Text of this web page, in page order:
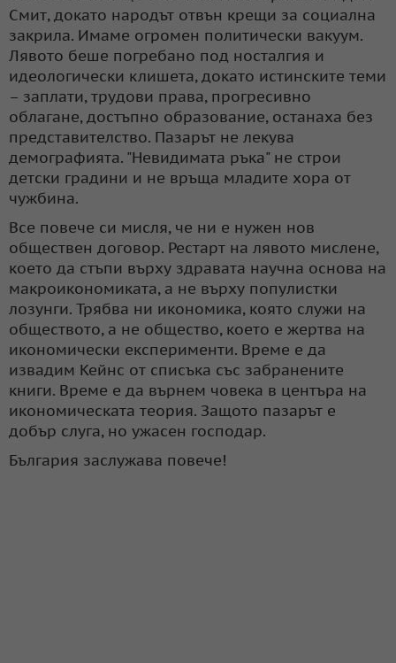
Смит, докато народът отвън крещи за социална
закрила. Имаме огромен политически вакуум.
Лявото беше погребано под носталгия и
идеологически клишета, докато истинските теми
– заплати, трудови права, прогресивно
облагане, достъпно образование, останаха без
представителство. Пазарът не лекува
демографията. "Невидимата ръка" не строи
детски градини и не връща младите хора от
чужбина.
Все повече си мисля, че ни е нужен нов
обществен договор. Рестарт на лявото мислене,
което да стъпи върху здравата научна основа на
макроикономиката, а не върху популистки
лозунги. Трябва ни икономика, която служи на
обществото, а не общество, което е жертва на
икономически експерименти. Време е да
извадим Кейнс от списъка със забранените
книги. Време е да върнем човека в центъра на
икономическата теория. Защото пазарът е
добър слуга, но ужасен господар.
България заслужава повече!